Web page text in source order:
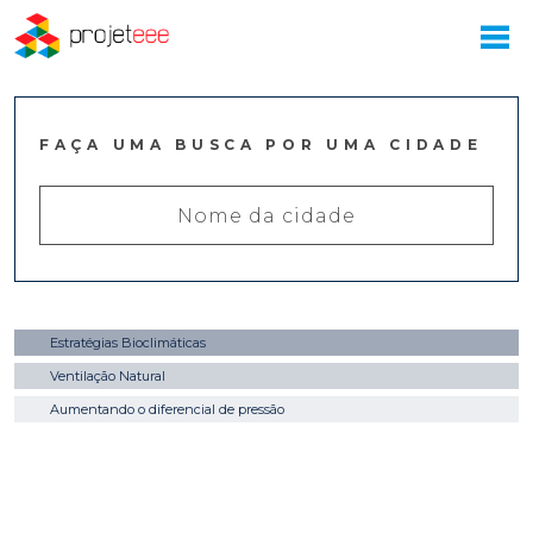
FAÇA UMA BUSCA POR UMA CIDADE
Estratégias Bioclimáticas
Ventilação Natural
Aumentando o diferencial de pressão